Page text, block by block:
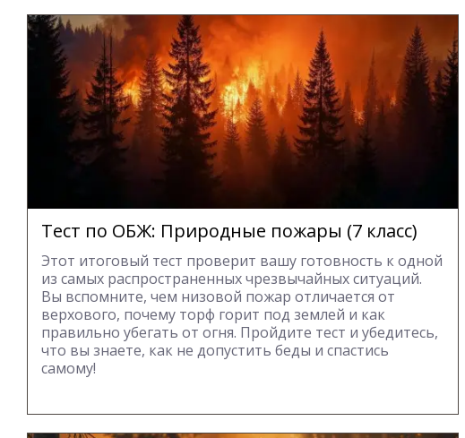
Тест по ОБЖ: Природные пожары (7 класс)
Этот итоговый тест проверит вашу готовность к одной
из самых распространенных чрезвычайных ситуаций.
Вы вспомните, чем низовой пожар отличается от
верхового, почему торф горит под землей и как
правильно убегать от огня. Пройдите тест и убедитесь,
что вы знаете, как не допустить беды и спастись
самому!